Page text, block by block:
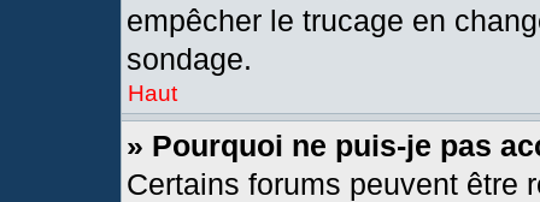
empêcher le trucage en
sondage.
Haut
» Pourquoi ne puis-je pas
Certains forums peuvent être